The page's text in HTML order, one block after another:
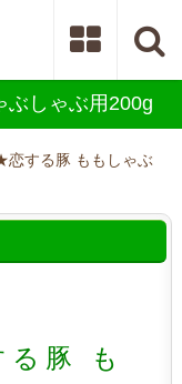
しゃぶ用200g
する豚 ももしゃぶ
豚 も